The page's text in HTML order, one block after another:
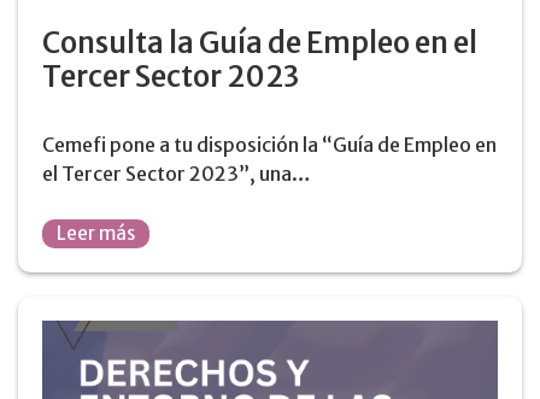
Consulta la Guía de Empleo en el
Tercer Sector 2023
Cemefi pone a tu disposición la “Guía de Empleo en
el Tercer Sector 2023”, una…
Leer más